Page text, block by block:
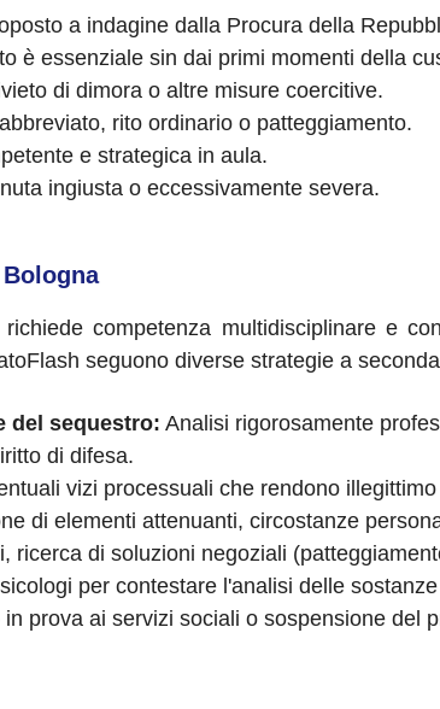
a indagine dalla Procura della
è essenziale sin dai primi momenti della
di dimora o altre misure coercitive.
rito ordinario o patteggiamento.
e strategica in aula.
ingiusta o eccessivamente severa.
competenza multidisciplinare e
seguono diverse strategie a
del sequestro: Analisi rigorosamente
di difesa.
vizi processuali che rendono
di elementi attenuanti, circostanze
ricerca di soluzioni negoziali
per contestare l'analisi delle
prova ai servizi sociali o sospensione del